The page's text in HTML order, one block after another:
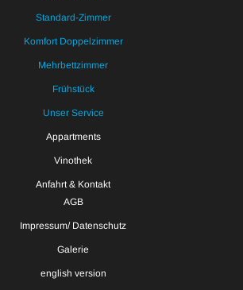
Standard-Zimmer
Komfort Doppelzimmer
Mehrbettzimmer
Frühstück
Unser Service
Appartments
Vinothek
Anfahrt & Kontakt
AGB
Impressum/ Datenschutz
Galerie
english version